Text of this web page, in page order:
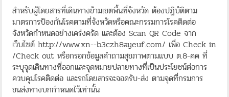
สำหรับผู้โดยสารที่เดินทางข้ามเขตพื้นที่จังหวัด ต้องปฏิบัติตาม
มาตรการป้องกันโรคตามที่จังหวัดหรือคณะกรรมการโรคติดต่อ
จังหวัดกำหนดอย่างเคร่งครัด และต้อง Scan QR Code จาก
เว็บไซต์ http://www.xn--b3czh8ayeuf.com/ เพื่อ Check in
/Check out หรือกรอกข้อมูลคำถามสุขภาพตามแบบ ต.8-คค ที่
ระบุจุดเดินทางที่ออกและจุดหมายปลายทางที่เป็นประโยชน์ต่อการ
ควบคุมโรคติดต่อ และรถโดยสารจะจอดรับ-ส่ง ตามจุดที่กรมการ
ขนส่งทางบกกำหนดไว้เท่านั้น